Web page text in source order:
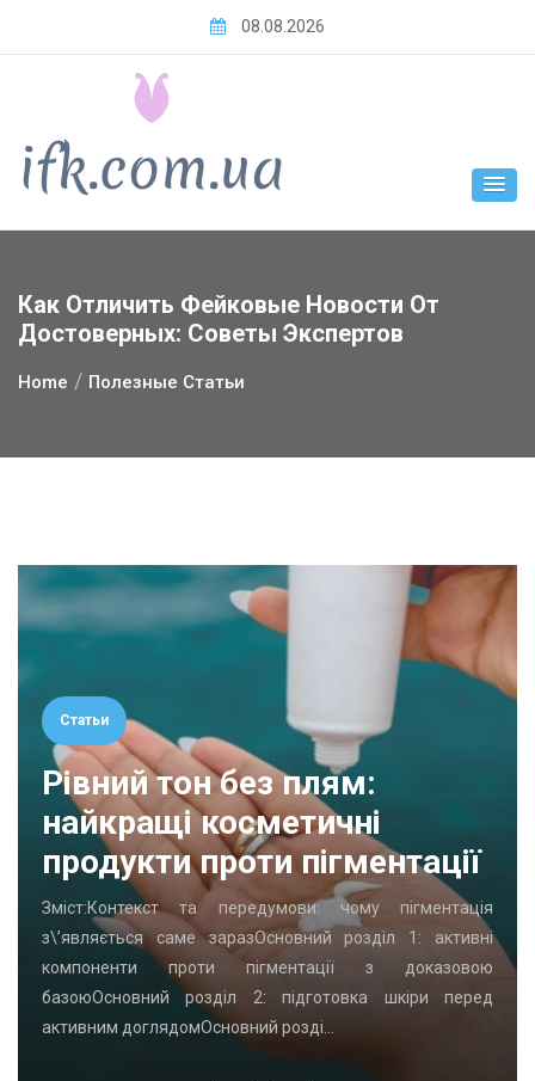
08.08.2026
Как Отличить Фейковые Новости От
Достоверных: Советы Экспертов
Home Полезные Статьи
Статьи
Рівний тон без плям:
найкращі косметичні
продукти проти пігментації
Зміст:Контекст та передумови: чому пігментація
з\’являється саме заразОсновний розділ 1: активні
компоненти проти пігментації з доказовою
базоюОсновний розділ 2: підготовка шкіри перед
активним доглядомОсновний розді…